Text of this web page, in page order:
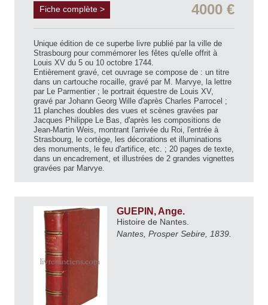
Fiche complète > 4000 €
Unique édition de ce superbe livre publié par la ville de
Strasbourg pour commémorer les fêtes qu'elle offrit à
Louis XV du 5 ou 10 octobre 1744.
Entièrement gravé, cet ouvrage se compose de : un titre
dans un cartouche rocaille, gravé par M. Marvye, la lettre
par Le Parmentier ; le portrait équestre de Louis XV,
gravé par Johann Georg Wille d'après Charles Parrocel ;
11 planches doubles des vues et scènes gravées par
Jacques Philippe Le Bas, d'après les compositions de
Jean-Martin Weis, montrant l'arrivée du Roi, l'entrée à
Strasbourg, le cortège, les décorations et illuminations
des monuments, le feu d'artifice, etc. ; 20 pages de texte,
dans un encadrement, et illustrées de 2 grandes vignettes
gravées par Marvye.
GUEPIN, Ange.
Histoire de Nantes.
Nantes, Prosper Sebire, 1839.